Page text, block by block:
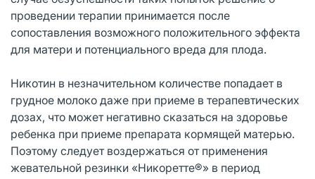
проведении терапии принимается после
сопоставления возможного положительного эффекта
для матери и потенциального вреда для плода.
Никотин в незначительном количестве попадает в
грудное молоко даже при приеме в терапевтических
дозах, что может негативно сказаться на здоровье
ребенка при приеме препарата кормящей матерью.
Поэтому следует воздержаться от применения
жевательной резинки «Никоретте®» в период